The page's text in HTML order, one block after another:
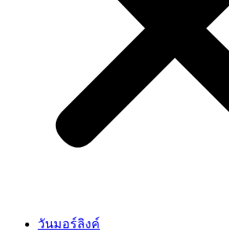
วันมอร์ลิงค์